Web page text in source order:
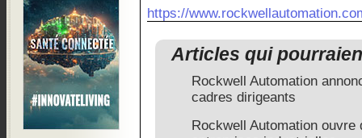
https://
Articles qui
Rockwell Automation
cadres dirigeants
Rockwell Automation